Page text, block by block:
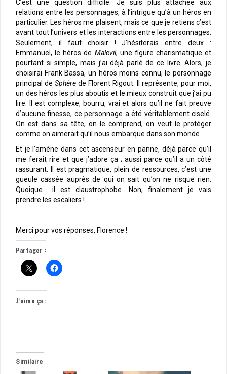
C’est une question difficile. Je suis plus attachée aux
relations entre les personnages, à l’intrigue qu’à un héros en
particulier. Les héros me plaisent, mais ce que je retiens c’est
avant tout l’univers et les interactions entre les personnages.
Seulement, il faut choisir ! J’hésiterais entre deux :
Emmanuel, le héros de Malevil, une figure charismatique et
pourtant si simple, mais j’ai déjà parlé de ce livre. Alors, je
choisirai Frank Bassa, un héros moins connu, le personnage
principal de Sphère de Florent Rigout. Il représente, pour moi,
un des héros les plus aboutis et le mieux construit que j’ai pu
lire. Il est complexe, bourru, vrai et alors qu’il ne fait preuve
d’aucune finesse, ce personnage a été véritablement ciselé.
On est dans sa tête, on le comprend, on veut le protéger
comme on aimerait qu’il nous embarque dans son monde.
Et je l’amène dans cet ascenseur en panne, déjà parce qu’il
me ferait rire et que j’adore ça ; aussi parce qu’il a un côté
rassurant. Il est pragmatique, plein de ressources, c’est une
gueule cassée auprès de qui on sait qu’on ne risque rien.
Quoique… il est claustrophobe. Non, finalement je vais
prendre les escaliers !
Merci pour vos réponses, Florence !
Partager :
J’aime ça :
Similaire